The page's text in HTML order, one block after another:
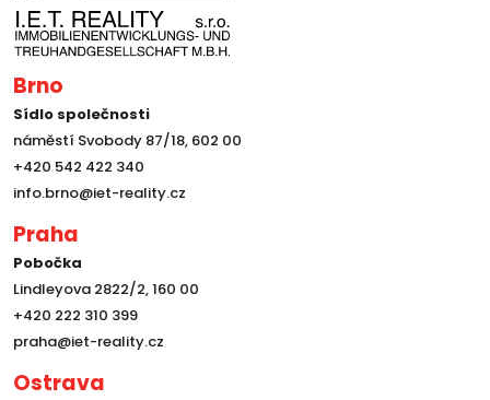
Brno
Sídlo společnosti
náměstí Svobody 87/18, 602 00
+420 542 422 340
info.brno@iet-reality.cz
Praha
Pobočka
Lindleyova 2822/2, 160 00
+420 222 310 399
praha@iet-reality.cz
Ostrava